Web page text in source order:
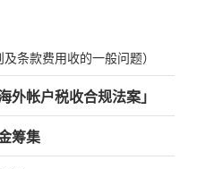
条款费用收的一般问题）
外帐户税收合规法案」
筹集